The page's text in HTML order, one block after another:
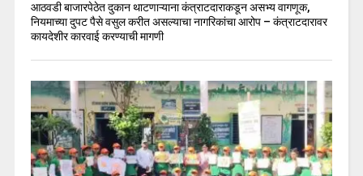
आठवडी बाजारपेठेत दुकान थाटणाऱ्याना कंत्राटदाराकडून असभ्य वागणूक,
नियमाच्या दुपट पैसे वसुल करीत असल्याचा नागरिकांचा आरोप – कंत्राटदारावर
कायदेशीर कारवाई करण्याची मागणी